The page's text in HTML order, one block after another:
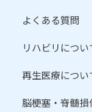
よくある質問
リハビリについ
再生医療につい
脳梗塞・脊髄